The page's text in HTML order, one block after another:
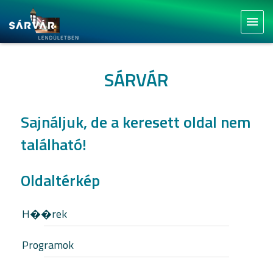
menu
SÁRVÁR
Sajnáljuk, de a keresett oldal nem
található!
Oldaltérkép
H��rek
Programok